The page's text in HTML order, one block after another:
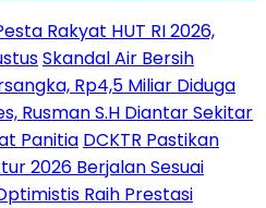
Rakyat HUT RI 2026,
Skandal Air Bersih
Rp4,5 Miliar Diduga
Rusman S.H Diantar Sekitar
Panitia DCKTR Pastikan
2026 Berjalan Sesuai
Raih Prestasi